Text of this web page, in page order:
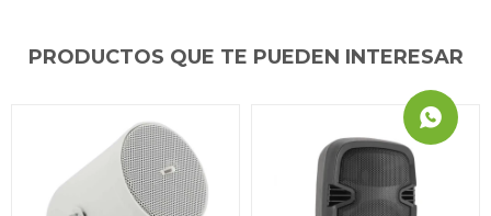
PRODUCTOS QUE TE PUEDEN INTERESAR